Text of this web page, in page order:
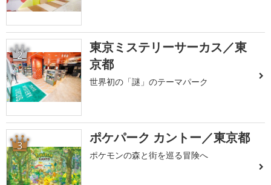
2
東京ミステリーサーカス／東
京都
世界初の「謎」のテーマパーク
3 ポケパーク カントー／東京都
ポケモンの森と街を巡る冒険へ